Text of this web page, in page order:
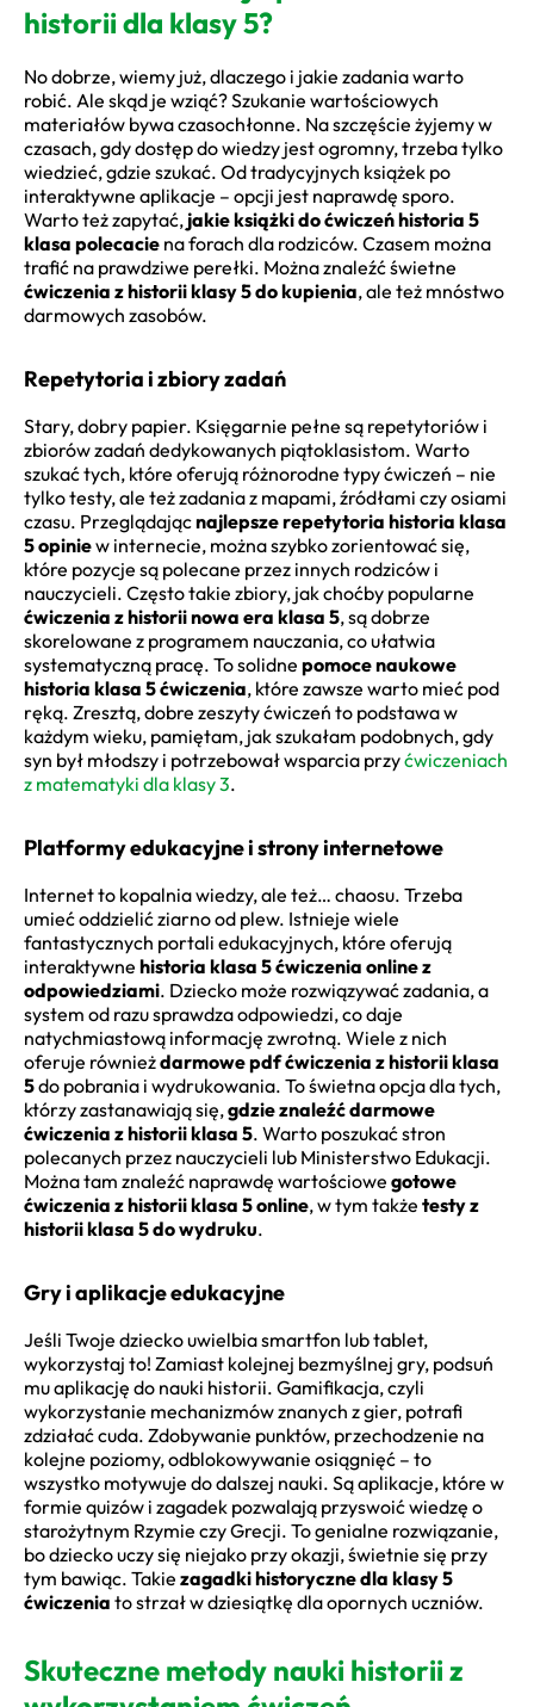
historii dla klasy 5?
No dobrze, wiemy już, dlaczego i jakie zadania warto
robić. Ale skąd je wziąć? Szukanie wartościowych
materiałów bywa czasochłonne. Na szczęście żyjemy w
czasach, gdy dostęp do wiedzy jest ogromny, trzeba tylko
wiedzieć, gdzie szukać. Od tradycyjnych książek po
interaktywne aplikacje – opcji jest naprawdę sporo.
Warto też zapytać, jakie książki do ćwiczeń historia 5
klasa polecacie na forach dla rodziców. Czasem można
trafić na prawdziwe perełki. Można znaleźć świetne
ćwiczenia z historii klasy 5 do kupienia, ale też mnóstwo
darmowych zasobów.
Repetytoria i zbiory zadań
Stary, dobry papier. Księgarnie pełne są repetytoriów i
zbiorów zadań dedykowanych piątoklasistom. Warto
szukać tych, które oferują różnorodne typy ćwiczeń – nie
tylko testy, ale też zadania z mapami, źródłami czy osiami
czasu. Przeglądającnajlepsze repetytoria historia klasa
5 opiniew internecie, można szybko zorientować się,
które pozycje są polecane przez innych rodziców i
nauczycieli. Często takie zbiory, jak choćby popularne
ćwiczenia z historii nowa era klasa 5, są dobrze
skorelowane z programem nauczania, co ułatwia
systematyczną pracę. To solidne pomoce naukowe
historia klasa 5 ćwiczenia, które zawsze warto mieć pod
ręką. Zresztą, dobre zeszyty ćwiczeń to podstawa w
każdym wieku, pamiętam, jak szukałam podobnych, gdy
syn był młodszy i potrzebował wsparcia przyćwiczeniach
z matematyki dla klasy 3.
Platformy edukacyjne i strony internetowe
Internet to kopalnia wiedzy, ale też… chaosu. Trzeba
umieć oddzielić ziarno od plew. Istnieje wiele
fantastycznych portali edukacyjnych, które oferują
interaktywne historia klasa 5 ćwiczenia online z
odpowiedziami. Dziecko może rozwiązywać zadania, a
system od razu sprawdza odpowiedzi, co daje
natychmiastową informację zwrotną. Wiele z nich
oferuje równieżdarmowe pdf ćwiczenia z historii klasa
5do pobrania i wydrukowania. To świetna opcja dla tych,
którzy zastanawiają się,gdzie znaleźć darmowe
ćwiczenia z historii klasa 5. Warto poszukać stron
polecanych przez nauczycieli lub Ministerstwo Edukacji.
Można tam znaleźć naprawdę wartościowe gotowe
ćwiczenia z historii klasa 5 online, w tym także testy z
historii klasa 5 do wydruku.
Gry i aplikacje edukacyjne
Jeśli Twoje dziecko uwielbia smartfon lub tablet,
wykorzystaj to! Zamiast kolejnej bezmyślnej gry, podsuń
mu aplikację do nauki historii. Gamifikacja, czyli
wykorzystanie mechanizmów znanych z gier, potrafi
zdziałać cuda. Zdobywanie punktów, przechodzenie na
kolejne poziomy, odblokowywanie osiągnięć – to
wszystko motywuje do dalszej nauki. Są aplikacje, które w
formie quizów i zagadek pozwalają przyswoić wiedzę o
starożytnym Rzymie czy Grecji. To genialne rozwiązanie,
bo dziecko uczy się niejako przy okazji, świetnie się przy
tym bawiąc. Takie zagadki historyczne dla klasy 5
ćwiczenia to strzał w dziesiątkę dla opornych uczniów.
Skuteczne metody nauki historii z